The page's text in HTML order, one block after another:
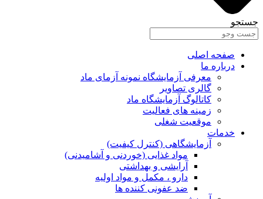
جستجو
صفحه اصلی
درباره ما
معرفی آزمایشگاه نمونه آزمای ماد
گالری تصاویر
کاتالوگ آزمایشگاه ماد
زمینه های فعالیت
موقعیت شغلی
خدمات
آزمایشگاهی (کنترل کیفیت)
مواد غذایی (خوردنی و آشامیدنی)
آرایشی و بهداشتی
دارو ، مکمل و مواد اولیه
ضد عفونی کننده ها